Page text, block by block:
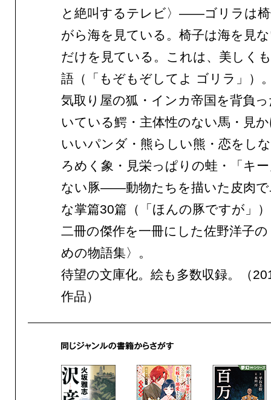
と絶叫するテレビ〉——ゴリラは
がら海を見ている。椅子は海を見
だけを見ている。これは、美しく
語（「もぞもぞしてよ ゴリラ」）
気取り屋の狐・インカ帝国を背負
いている鰐・主体性のない馬・見
いいパンダ・熊らしい熊・恋をし
ろめく象・見栄っぱりの蛙・「キ
ない豚——動物たちを描いた皮肉
な掌篇30篇（「ほんの豚ですが」
二冊の傑作を一冊にした佐野洋子
めの物語集〉。
待望の文庫化。絵も多数収録。（
作品）